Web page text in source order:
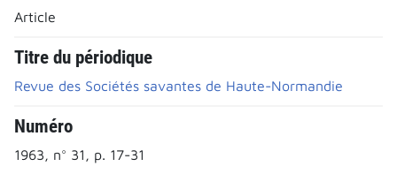
Article
Titre du périodique
Revue des Sociétés savantes de Haute-Normandie
Numéro
1963, n° 31, p. 17-31